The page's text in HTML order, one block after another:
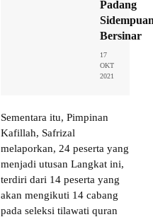
Padang
Bersinar
17
OKT
2021
Sementara itu, Pimpinan
Kafillah, Safrizal
melaporkan, 24 peserta yang
menjadi utusan Langkat ini,
terdiri dari 14 peserta yang
akan mengikuti 14 cabang
pada seleksi tilawati quran